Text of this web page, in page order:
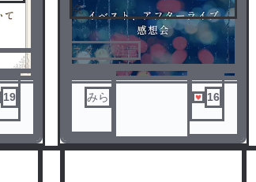
19
会
ネタバレ注意
みら 16